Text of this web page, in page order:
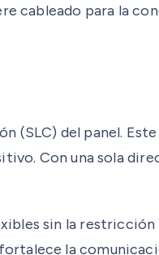
cableado para la
(SLC) del panel.
Con una sola
sin la restricción
la